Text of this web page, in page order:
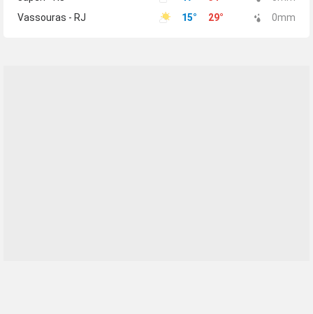
Vassouras - RJ
15° 29° 0mm